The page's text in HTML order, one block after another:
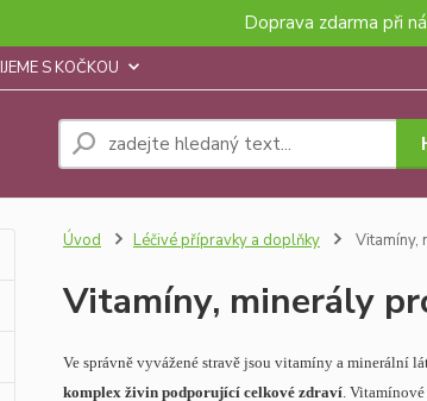
Doprava zdarma při
S KOČKOU
Úvod Léčivé přípravky a doplňky Vitamíny,
Vitamíny, minerály
Ve správně vyvážené stravě jsou vitamíny a minerální
komplex živin podporující celkové zdraví.